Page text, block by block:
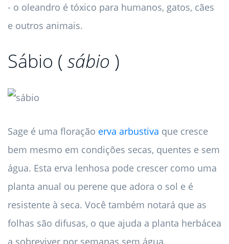
- o oleandro é tóxico para humanos, gatos, cães
e outros animais.
Sábio ( sábio )
Sage é uma floração erva arbustiva que cresce
bem mesmo em condições secas, quentes e sem
água. Esta erva lenhosa pode crescer como uma
planta anual ou perene que adora o sol e é
resistente à seca. Você também notará que as
folhas são difusas, o que ajuda a planta herbácea
a sobreviver por semanas sem água.